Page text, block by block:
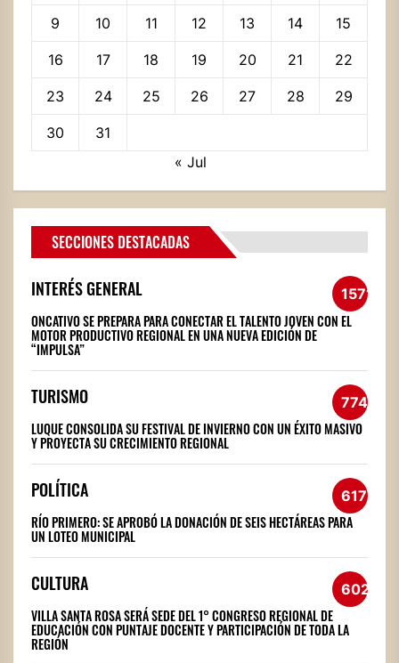
9 10 11 12 13 14 15
16 17 18 19 20 21 22
23 24 25 26 27 28 29
30
31
« Jul
SECCIONES DESTACADAS
INTERÉS GENERAL 1571
ONCATIVO SE PREPARA PARA CONECTAR EL TALENTO JOVEN CON EL
MOTOR PRODUCTIVO REGIONAL EN UNA NUEVA EDICIÓN DE
“IMPULSA”
TURISMO 774
LUQUE CONSOLIDA SU FESTIVAL DE INVIERNO CON UN ÉXITO MASIVO
Y PROYECTA SU CRECIMIENTO REGIONAL
POLÍTICA 617
RÍO PRIMERO: SE APROBÓ LA DONACIÓN DE SEIS HECTÁREAS PARA
UN LOTEO MUNICIPAL
CULTURA 602
VILLA SANTA ROSA SERÁ SEDE DEL 1° CONGRESO REGIONAL DE
EDUCACIÓN CON PUNTAJE DOCENTE Y PARTICIPACIÓN DE TODA LA
REGIÓN